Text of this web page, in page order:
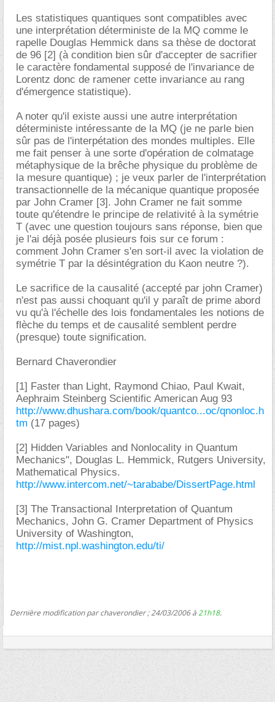
Les statistiques quantiques sont compatibles avec
une interprétation déterministe de la MQ comme le
rapelle Douglas Hemmick dans sa thèse de doctorat
de 96 [2] (à condition bien sûr d'accepter de sacrifier
le caractère fondamental supposé de l'invariance de
Lorentz donc de ramener cette invariance au rang
d'émergence statistique).
A noter qu'il existe aussi une autre interprétation
déterministe intéressante de la MQ (je ne parle bien
sûr pas de l'interpétation des mondes multiples. Elle
me fait penser à une sorte d'opération de colmatage
métaphysique de la brêche physique du problème de
la mesure quantique) ; je veux parler de l'interprétation
transactionnelle de la mécanique quantique proposée
par John Cramer [3]. John Cramer ne fait somme
toute qu'étendre le principe de relativité à la symétrie
T (avec une question toujours sans réponse, bien que
je l'ai déjà posée plusieurs fois sur ce forum :
comment John Cramer s'en sort-il avec la violation de
symétrie T par la désintégration du Kaon neutre ?).
Le sacrifice de la causalité (accepté par john Cramer)
n'est pas aussi choquant qu'il y paraît de prime abord
vu qu'à l'échelle des lois fondamentales les notions de
flèche du temps et de causalité semblent perdre
(presque) toute signification.
Bernard Chaverondier
[1] Faster than Light, Raymond Chiao, Paul Kwait,
Aephraim Steinberg Scientific American Aug 93
http://www.dhushara.com/book/quantco...oc/qnonloc.h
tm (17 pages)
[2] Hidden Variables and Nonlocality in Quantum
Mechanics", Douglas L. Hemmick, Rutgers University,
Mathematical Physics.
http://www.intercom.net/~tarababe/DissertPage.html
[3] The Transactional Interpretation of Quantum
Mechanics, John G. Cramer Department of Physics
University of Washington,
http://mist.npl.washington.edu/ti/
Dernière modification par chaverondier ; 24/03/2006 à21h18.